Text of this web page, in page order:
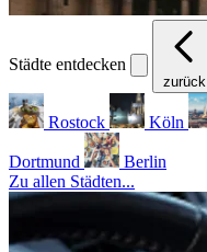
Städte entdecken
zurück
Rostock Köln
Dortmund
Berlin
Zu allen Städten...